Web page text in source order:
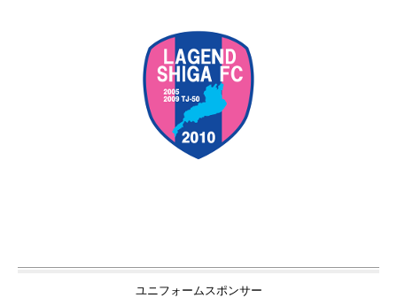
ユニフォームスポンサー